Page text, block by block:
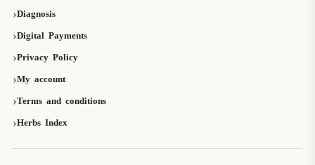
Diagnosis
Digital Payments
Privacy Policy
My account
Terms and conditions
Herbs Index